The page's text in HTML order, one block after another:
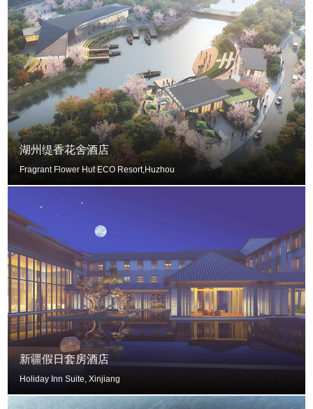
湖州缇香花舍酒店
Fragrant Flower Hut ECO Resort,Huzhou
新疆假日套房酒店
Holiday Inn Suite, Xinjiang